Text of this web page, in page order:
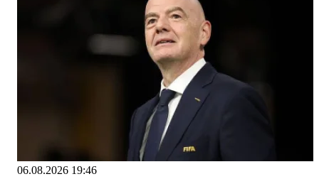
06.08.2026 19:46